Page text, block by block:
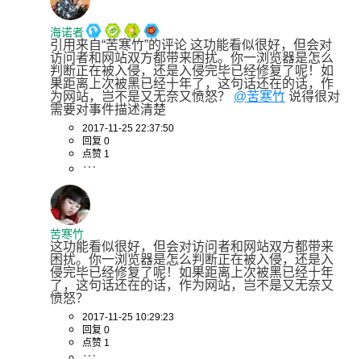
海诺者
引用来自“苦寒竹”的评论 这功能看似很好，但会对
访问者和网站双方都带来困扰。你一浏览器是怎么
判断正在被入侵，还是入侵完毕已经修复了呢！如
果距离上次被黑已经十年了，这句话还在的话，作
为网站，岂不是又无奈又愤怒？ @苦寒竹 说得很对
需要对事件描述清楚
2017-11-25 22:37:50
回复 0
点赞 1
苦寒竹
这功能看似很好，但会对访问者和网站双方都带来
困扰。你一浏览器是怎么判断正在被入侵，还是入
侵完毕已经修复了呢！如果距离上次被黑已经十年
了，这句话还在的话，作为网站，岂不是又无奈又
愤怒？
2017-11-25 10:29:23
回复 0
点赞 1